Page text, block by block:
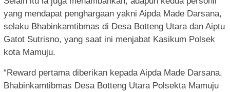
yang mendapat penghargaan yakni Aipda Made Darsana,
selaku Bhabinkamtibmas di Desa Botteng Utara dan Aiptu
Gatot Sutrisno, yang saat ini menjabat Kasikum Polsek
kota Mamuju.
“Reward pertama diberikan kepada Aipda Made Darsana,
Bhabinkamtibmas Desa Botteng Utara Polsekta Mamuju